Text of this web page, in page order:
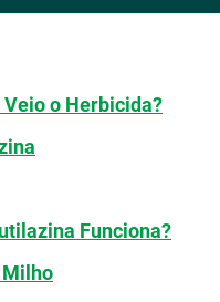
o Herbicida?
Funciona?
Milho